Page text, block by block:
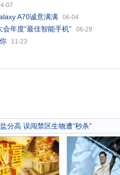
07
A70诚意满满
06-04
年度“最佳智能手机”
06-29
11-23
分高 误闯禁区生物遭“秒杀”